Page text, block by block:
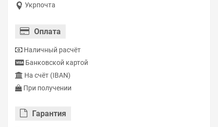
Укрпочта
Оплата
Наличный расчёт
Банковской картой
На счёт (IBAN)
При получении
Гарантия